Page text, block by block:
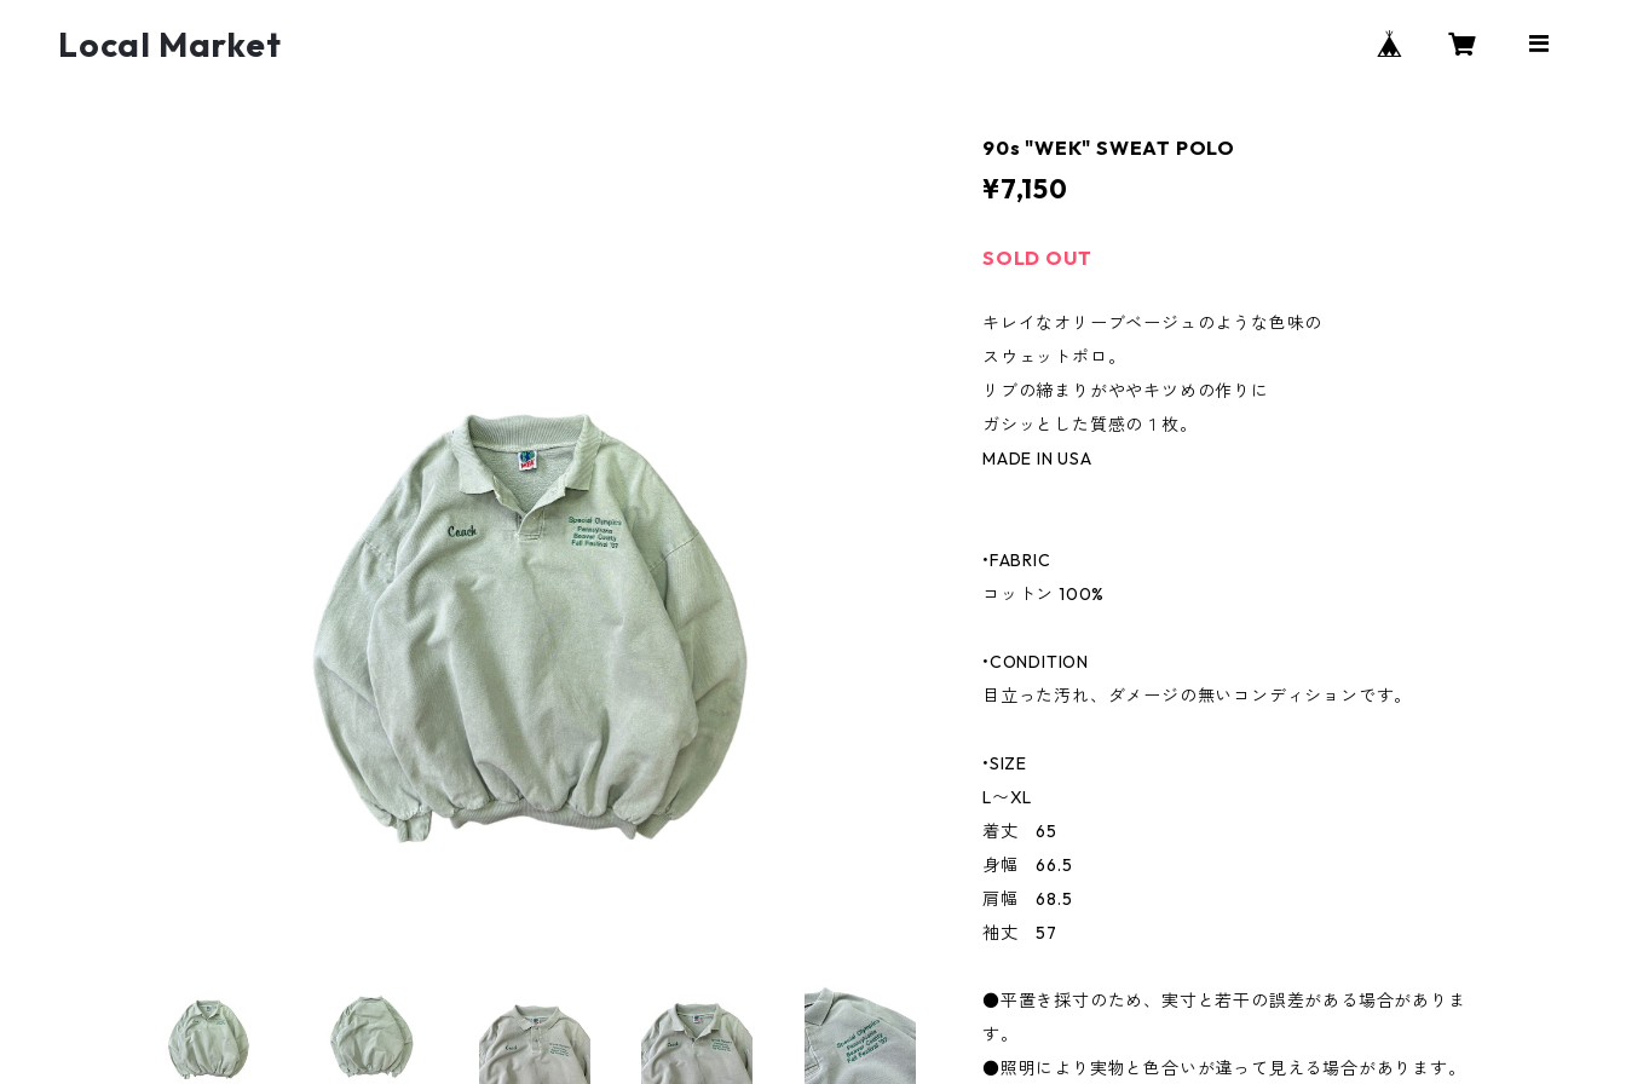
Local Market
90s "WEK" SWEAT POLO
¥7,150
SOLD OUT
キレイなオリーブベージュのような色味の
スウェットポロ。
リブの締まりがややキツめの作りに
ガシッとした質感の１枚。
MADE IN USA
•FABRIC
コットン 100%
•CONDITION
目立った汚れ、ダメージの無いコンディションです。
•SIZE
L〜XL
着丈 65
身幅 66.5
肩幅 68.5
袖丈 57
●平置き採寸のため、実寸と若干の誤差がある場合がありま
す。
●照明により実物と色合いが違って見える場合があります。